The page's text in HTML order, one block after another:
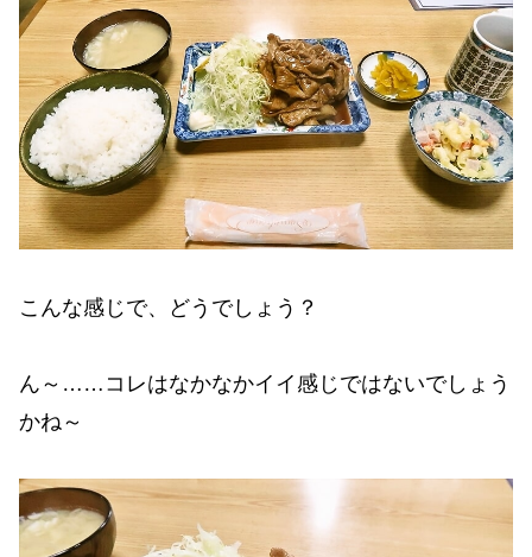
こんな感じで、どうでしょう？
ん～……コレはなかなかイイ感じではないでしょう
かね～